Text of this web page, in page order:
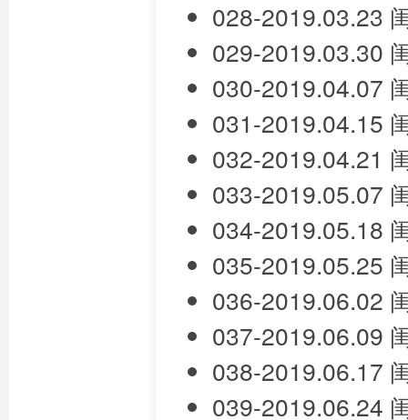
028-2019.03.23
029-2019.03.30
030-2019.04.07
031-2019.04.15
032-2019.04.21
033-2019.05.07
034-2019.05.18
035-2019.05.25
036-2019.06.02
037-2019.06.09
038-2019.06.17
039-2019.06.24